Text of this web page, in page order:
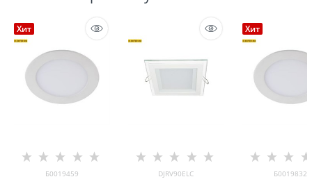
Хит
Б0019459 DJRV90ELC
Хит
Б0019832